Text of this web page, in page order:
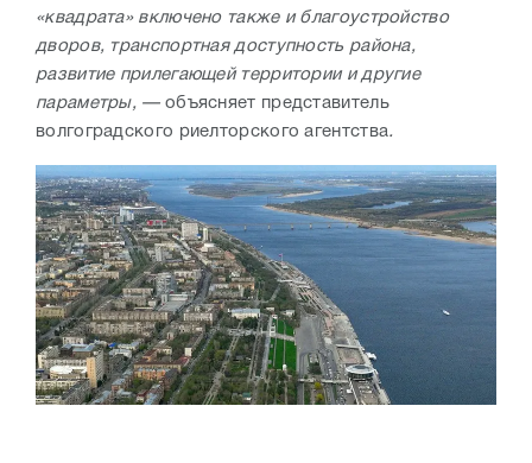
«квадрата» включено также и благоустройство
дворов, транспортная доступность района,
развитие прилегающей территории и другие
параметры, — объясняет представитель
волгоградского риелторского агентства.